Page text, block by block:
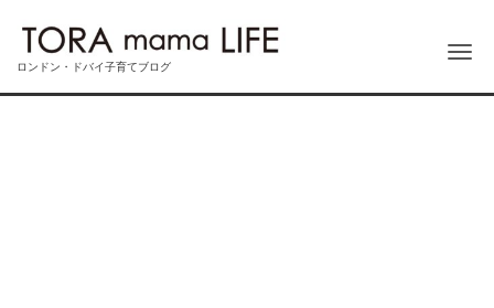
ロンドン・ドバイ子育てブログ